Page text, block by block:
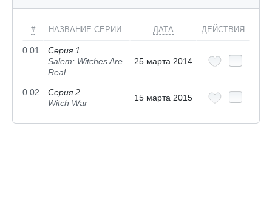
# НАЗВАНИЕ СЕРИИ ДАТА ДЕЙСТВИЯ
0.01
Серия 1
Salem: Witches Are
Real
25 марта 2014
0.02
Серия 2
Witch War
15 марта 2015